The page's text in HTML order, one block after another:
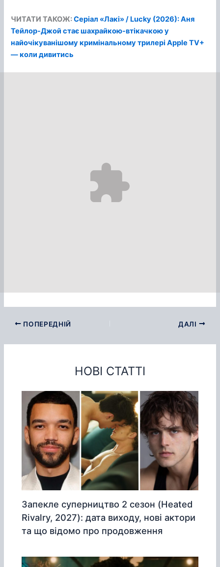
ЧИТАТИ ТАКОЖ:Серіал «Лакі» / Lucky (2026): Аня
Тейлор-Джой стає шахрайкою-втікачкою у
найочікуванішому кримінальному трилері Apple TV+
— коли дивитись
ПОПЕРЕДНІЙ ДАЛІ
НОВІ СТАТТІ
Запекле суперництво 2 сезон (Heated
Rivalry, 2027): дата виходу, нові актори
та що відомо про продовження